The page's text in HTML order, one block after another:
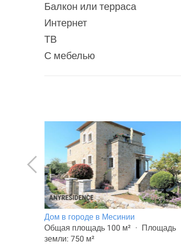
Балкон или терраса
Интернет
ТВ
С мебелью
Дом в городе в Месинии
Общая площадь 100 м²
Площадь
земли: 750 м²